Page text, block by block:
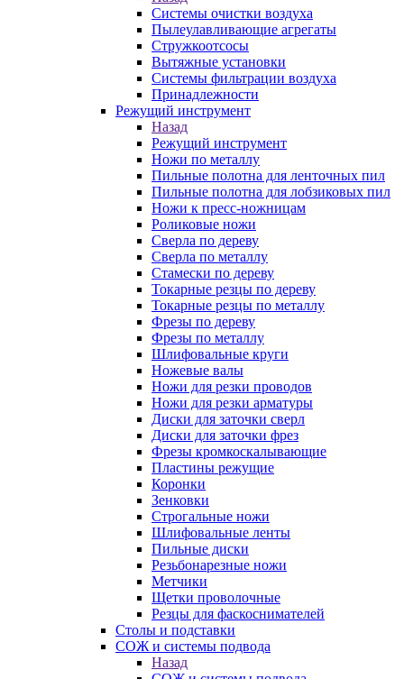
Системы очистки воздуха
Пылеулавливающие агрегаты
Стружкоотсосы
Вытяжные установки
Системы фильтрации воздуха
Принадлежности
Режущий инструмент
Назад
Режущий инструмент
Ножи по металлу
Пильные полотна для ленточных пил
Пильные полотна для лобзиковых пил
Ножи к пресс-ножницам
Роликовые ножи
Сверла по дереву
Сверла по металлу
Стамески по дереву
Токарные резцы по дереву
Токарные резцы по металлу
Фрезы по дереву
Фрезы по металлу
Шлифовальные круги
Ножевые валы
Ножи для резки проводов
Ножи для резки арматуры
Диски для заточки сверл
Диски для заточки фрез
Фрезы кромкоскалывающие
Пластины режущие
Коронки
Зенковки
Строгальные ножи
Шлифовальные ленты
Пильные диски
Резьбонарезные ножи
Метчики
Щетки проволочные
Резцы для фаскоснимателей
Столы и подставки
СОЖ и системы подвода
Назад